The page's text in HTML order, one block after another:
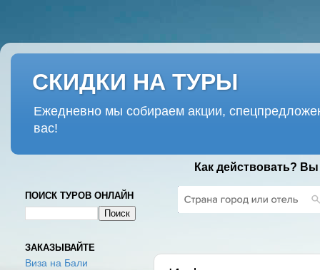
СКИДКИ НА ТУРЫ
Ежедневно мы собираем акции,
вас!
Как действовать?
ПОИСК ТУРОВ ОНЛАЙН
ЗАКАЗЫВАЙТЕ
Виза на Бали